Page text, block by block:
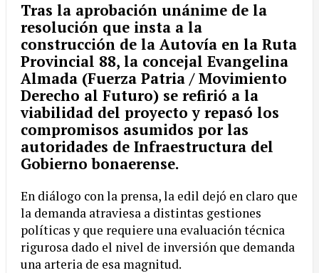
Tras la aprobación unánime de la
resolución que insta a la
construcción de la Autovía en la Ruta
Provincial 88, la concejal Evangelina
Almada (Fuerza Patria / Movimiento
Derecho al Futuro) se refirió a la
viabilidad del proyecto y repasó los
compromisos asumidos por las
autoridades de Infraestructura del
Gobierno bonaerense.
En diálogo con la prensa, la edil dejó en claro que
la demanda atraviesa a distintas gestiones
políticas y que requiere una evaluación técnica
rigurosa dado el nivel de inversión que demanda
una arteria de esa magnitud.